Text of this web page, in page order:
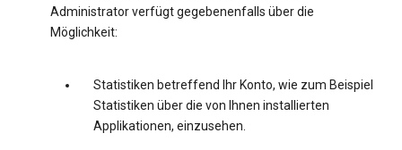
Administrator verfügt gegebenenfalls über die
Möglichkeit:
Statistiken betreffend Ihr Konto, wie zum Beispiel
Statistiken über die von Ihnen installierten
Applikationen, einzusehen.